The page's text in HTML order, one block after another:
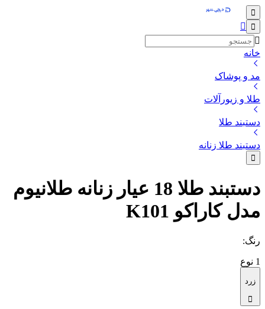
خانه
مد و پوشاک
طلا و زیورآلات
دستبند طلا
دستبند طلا زنانه
دستبند طلا 18 عیار زنانه طلانیوم
مدل کاراکو K101
رنگ:
1 نوع
زرد